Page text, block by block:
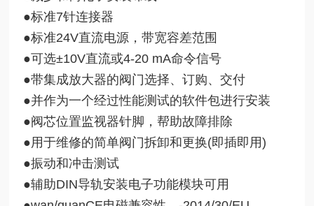
●标准7针连接器
●标准24V直流电源，带宽容差范围
●可选±10V直流或4-20 mA命令信号
●带集成放大器的阀门选择、订购、交付
●并作为一个经过性能测试的软件包进行安装
●阀芯位置监视器针脚，帮助故障排除
●用于维修的简单阀门拆卸和更换(即插即用)
●振动和冲击测试
●辅助DIN导轨安装电子功能模块可用